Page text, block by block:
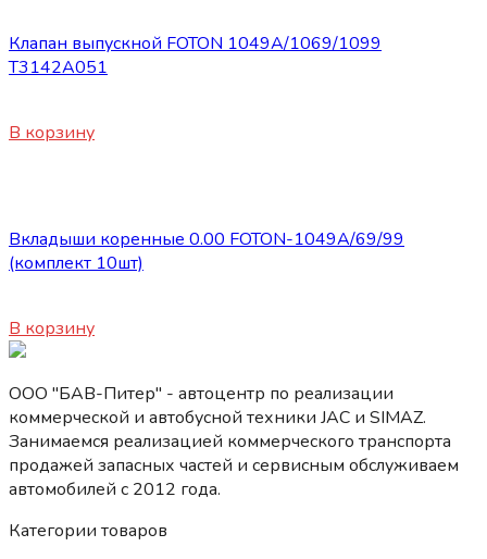
Клапан выпускной FOTON 1049А/1069/1099
Т3142А051
В корзину
Вкладыши коренные 0.00 FOTON-1049А/69/99
(комплект 10шт)
В корзину
ООО "БАВ-Питер" - автоцентр по реализации
коммерческой и автобусной техники JAC и SIMAZ.
Занимаемся реализацией коммерческого транспорта
продажей запасных частей и сервисным обслуживаем
автомобилей c 2012 года.
Категории товаров